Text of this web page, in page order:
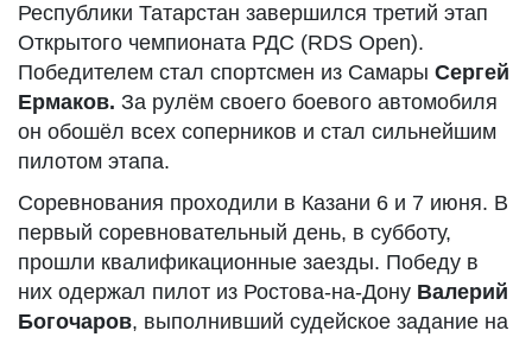
Республики Татарстан завершился третий этап
Открытого чемпионата РДС (RDS Open).
Победителем стал спортсмен из Самары Сергей
Ермаков. За рулём своего боевого автомобиля
он обошёл всех соперников и стал сильнейшим
пилотом этапа.
Соревнования проходили в Казани 6 и 7 июня. В
первый соревновательный день, в субботу,
прошли квалификационные заезды. Победу в
них одержал пилот из Ростова-на-Дону Валерий
Богочаров, выполнивший судейское задание на